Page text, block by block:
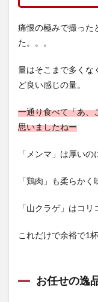
痛恨の極みで撮った
た。。。
量はそこまで多くな
ど良い感じの量。
一通り食べて「あ、
思いましたねー
「メンマ」は厚い
「鶏肉」も柔らかく
「山クラゲ」はコリ
これだけで余裕で1
お任せの逸